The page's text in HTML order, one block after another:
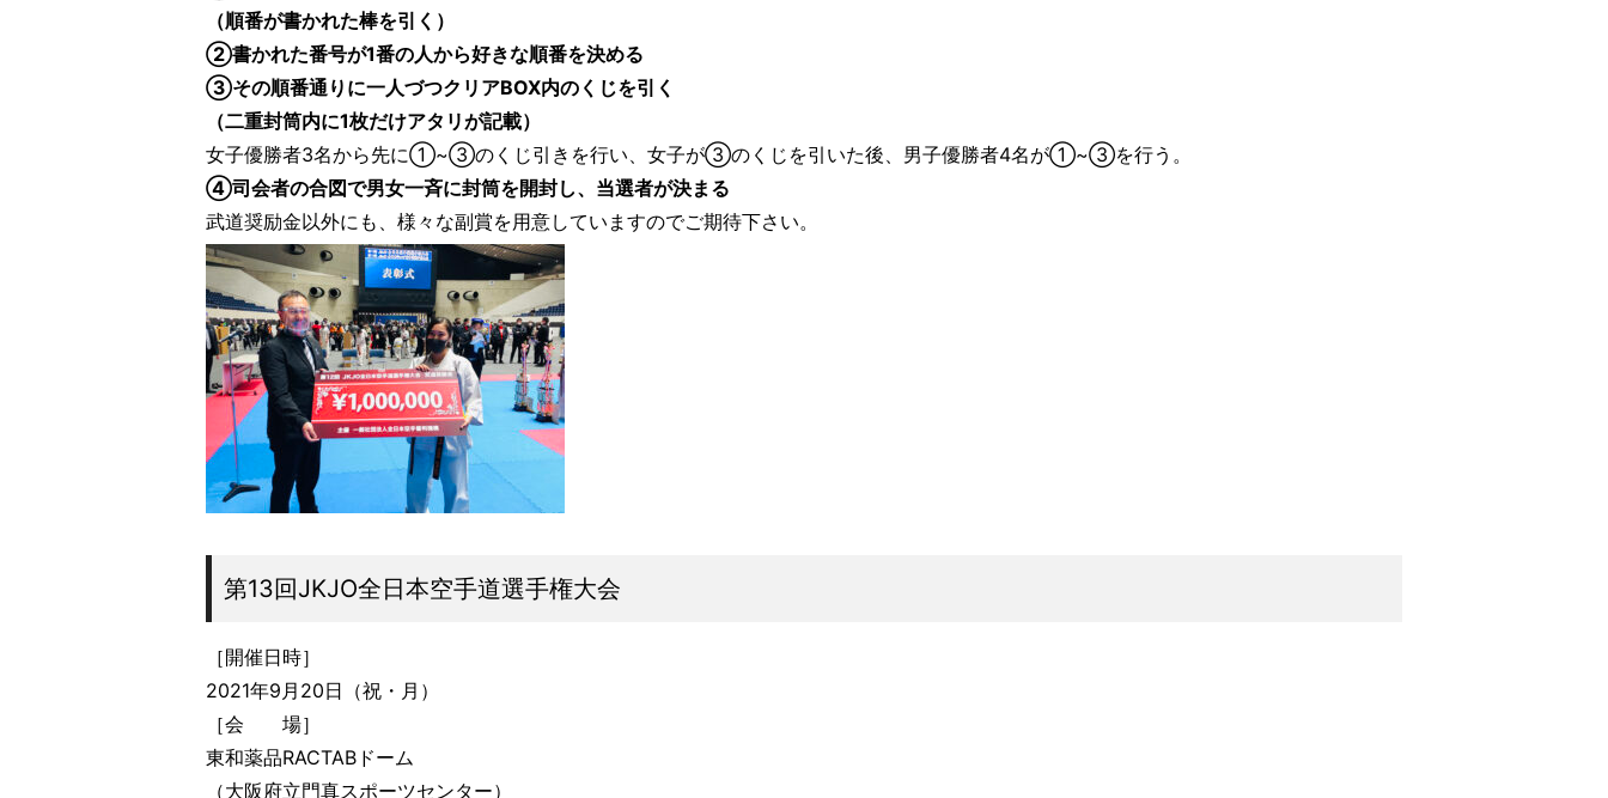
（順番が書かれた棒を引く）
②書かれた番号が1番の人から好きな順番を決める
③その順番通りに一人づつクリアBOX内のくじを引く
（二重封筒内に1枚だけアタリが記載）
女子優勝者3名から先に①~③のくじ引きを行い、女子が③のくじを引いた後、男子優勝者4名が①~③を行う。
④司会者の合図で男女一斉に封筒を開封し、当選者が決まる
武道奨励金以外にも、様々な副賞を用意していますのでご期待下さい。
第13回JKJO全日本空手道選手権大会
［開催日時］
2021年9月20日（祝・月）
［会 場］
東和薬品RACTABドーム
（大阪府立門真スポーツセンター）